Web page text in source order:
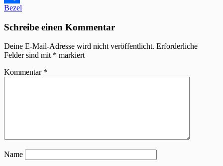
Teilen
Beitragsnavigation
Bezel
Schreibe einen Kommentar
Deine E-Mail-Adresse wird nicht veröffentlicht. Erforderliche
Felder sind mit * markiert
Kommentar *
Name